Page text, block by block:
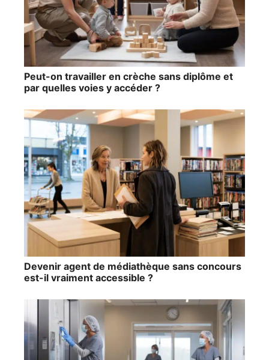
Peut-on travailler en crèche sans diplôme et
par quelles voies y accéder ?
Devenir agent de médiathèque sans concours
est-il vraiment accessible ?